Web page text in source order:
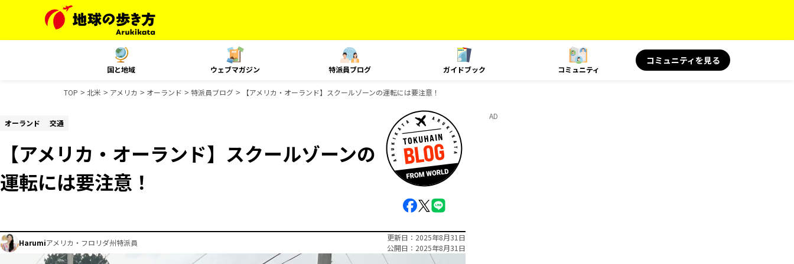
国と地域 ウェブマガジン 特派員ブログ ガイドブック コミュニティ
コミュニティを見る
TOP 北米 アメリカ オーランド 特派員ブログ 【アメリカ・オーランド】スクールゾーンの運転には要注意！
オーランド 交通
【アメリカ・オーランド】スクールゾーンの
運転には要注意！
Harumiアメリカ・フロリダ州特派員
更新日
2025年8月31日
公開日
2025年8月31日
AD